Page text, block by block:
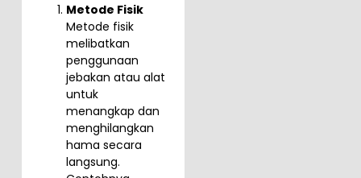
Metode Fisik
Metode fisik
melibatkan
penggunaan
jebakan atau alat
untuk
menangkap dan
menghilangkan
hama secara
langsung.